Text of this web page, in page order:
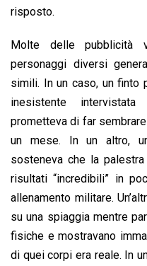
risposto.
Molte delle pubblicità
personaggi diversi
simili. In un caso, un finto
inesistente
prometteva di far
un mese. In un altro,
sosteneva che la
risultati “incredibili” in
allenamento militare.
su una spiaggia mentre
fisiche e mostravano
di quei corpi era reale. In